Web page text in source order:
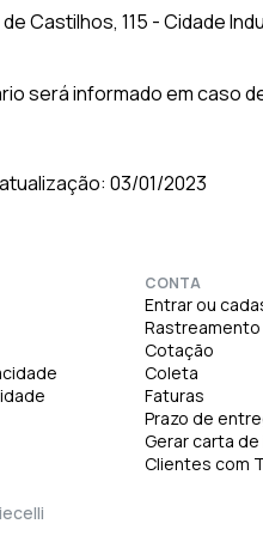
de Castilhos, 115 - Cidade
será informado em caso
03/01/2023
CONTA
Entrar ou
Rastreamento
Cotação
Coleta
Faturas
Prazo de
Gerar carta
Clientes com